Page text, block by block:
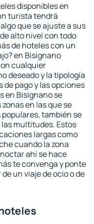
disponibles en
turista tendrá
que se ajuste a sus
alto nivel con todo
de hoteles con un
en Bisignano
cualquier
deseado y la tipología
pago y las opciones
en Bisignano se
en las que se
también se
multitudes. Estos
largas como
cuando la zona
ahí se hace
te convenga y ponte
un viaje de ocio o de